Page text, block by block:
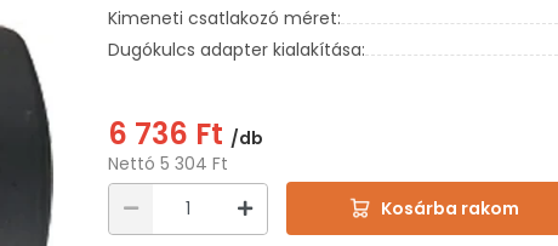
Kimeneti csatlakozó méret:
Dugókulcs adapter kialakítása:
6 736 Ft /db
Nettó 5 304 Ft
Kosárba rakom